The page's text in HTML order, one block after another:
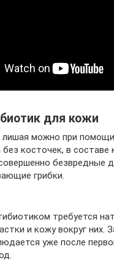
для кожи
лишая можно при
косточек, в составе
безвредные
грибки.
требуется
и кожу вокруг них.
уже после